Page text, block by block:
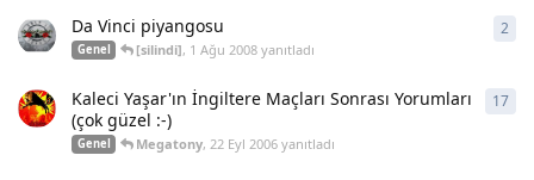
Da Vinci piyangosu
Genel [silindi], 1 Ağu 2008 yanıtladı
2
Kaleci Yaşar'ın İngiltere Maçları Sonrası Yorumları
(çok güzel :-)
Genel Megatony,22 Eyl 2006 yanıtladı
17